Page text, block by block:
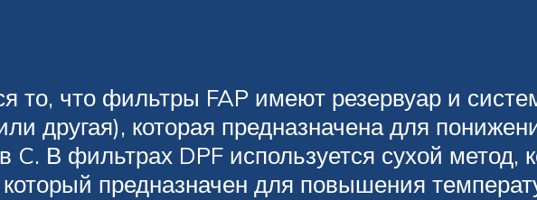
то, что фильтры FAP имеют резервуар и
другая), которая предназначена для
C. В фильтрах DPF используется сухой метод,
который предназначен для повышения